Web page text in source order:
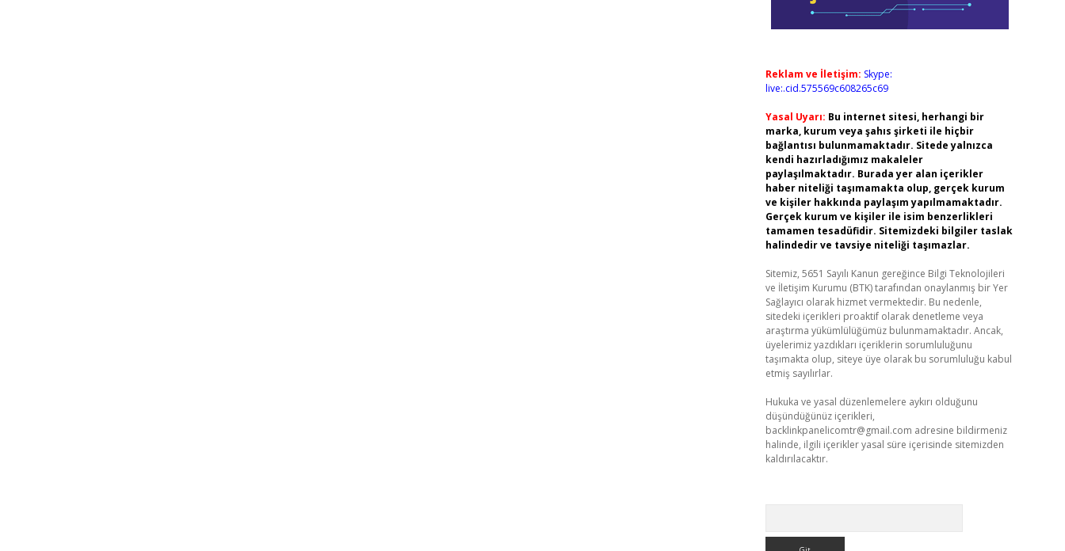
Reklam ve İletişim: Skype:
live:.cid.575569c608265c69
Yasal Uyarı: Bu internet sitesi, herhangi bir
marka, kurum veya şahıs şirketi ile hiçbir
bağlantısı bulunmamaktadır. Sitede yalnızca
kendi hazırladığımız makaleler
paylaşılmaktadır. Burada yer alan içerikler
haber niteliği taşımamakta olup, gerçek kurum
ve kişiler hakkında paylaşım yapılmamaktadır.
Gerçek kurum ve kişiler ile isim benzerlikleri
tamamen tesadüfidir. Sitemizdeki bilgiler taslak
halindedir ve tavsiye niteliği taşımazlar.
Sitemiz, 5651 Sayılı Kanun gereğince Bilgi Teknolojileri
ve İletişim Kurumu (BTK) tarafından onaylanmış bir Yer
Sağlayıcı olarak hizmet vermektedir. Bu nedenle,
sitedeki içerikleri proaktif olarak denetleme veya
araştırma yükümlülüğümüz bulunmamaktadır. Ancak,
üyelerimiz yazdıkları içeriklerin sorumluluğunu
taşımakta olup, siteye üye olarak bu sorumluluğu kabul
etmiş sayılırlar.
Hukuka ve yasal düzenlemelere aykırı olduğunu
düşündüğünüz içerikleri,
backlinkpanelicomtr@gmail.com adresine bildirmeniz
halinde, ilgili içerikler yasal süre içerisinde sitemizden
kaldırılacaktır.